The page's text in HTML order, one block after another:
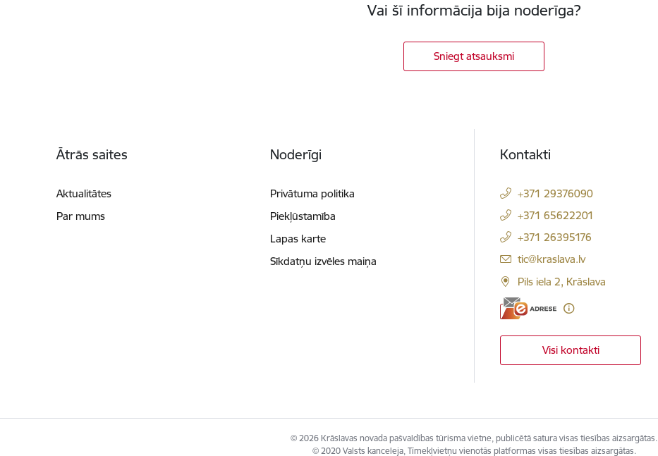
Vai šī informācija bija noderīga?
Sniegt atsauksmi
Ātrās saites
Aktualitātes
Par mums
Noderīgi
Privātuma politika
Piekļūstamība
Lapas karte
Sīkdatņu izvēles maiņa
Kontakti
+371 29376090
+371 65622201
+371 26395176
E-pasts:
tic@kraslava.lv
Pils iela 2, Krāslava
Visi kontakti
© 2026 Krāslavas novada pašvaldības tūrisma vietne, publicētā satura visas tiesības aizsargātas.
© 2020 Valsts kanceleja, Tīmekļvietņu vienotās platformas visas tiesības aizsargātas.